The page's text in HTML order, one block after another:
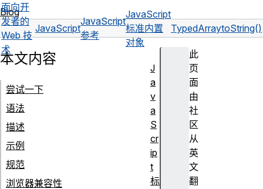
Blog
面向开
发者的
Web 技
术
JavaScript
JavaScript
参考
JavaScript
标准内置
对象
TypedArraytoString()
此
页
面
由
社
区
从
英
文
翻
本文内容
尝试一下
语法
描述
示例
规范
浏览器兼容性
J
a
v
a
S
cr
ip
t
标